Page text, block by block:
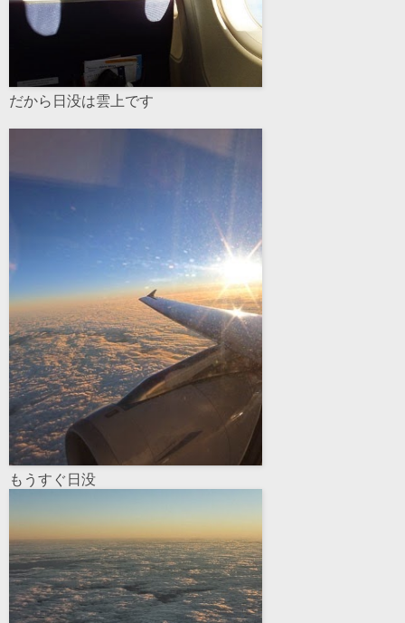
だから日没は雲上です
もうすぐ日没